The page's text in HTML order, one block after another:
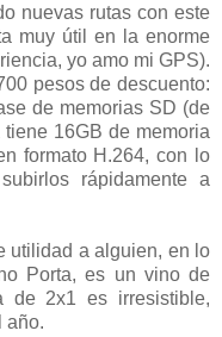
nuevas rutas con este
muy útil en la enorme
yo amo mi GPS).
pesos de descuento:
de memorias SD (de
16GB de memoria
formato H.264, con lo
rápidamente a
utilidad a alguien, en lo
Porta, es un vino de
de 2x1 es irresistible,
año.